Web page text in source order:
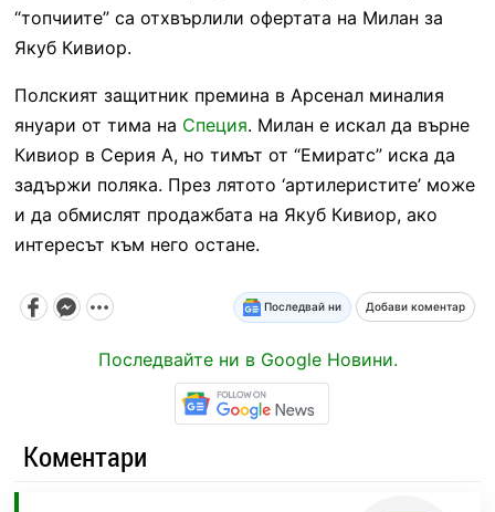
“топчиите” са отхвърлили офертата на Милан за
Якуб Кивиор.
Полският защитник премина в Арсенал миналия
януари от тима на Специя. Милан е искал да върне
Кивиор в Серия А, но тимът от “Емиратс” иска да
задържи поляка. През лятото ‘артилеристите’ може
и да обмислят продажбата на Якуб Кивиор, ако
интересът към него остане.
Последвай ни Добави коментар
Последвайте ни в Google Новини.
Коментари